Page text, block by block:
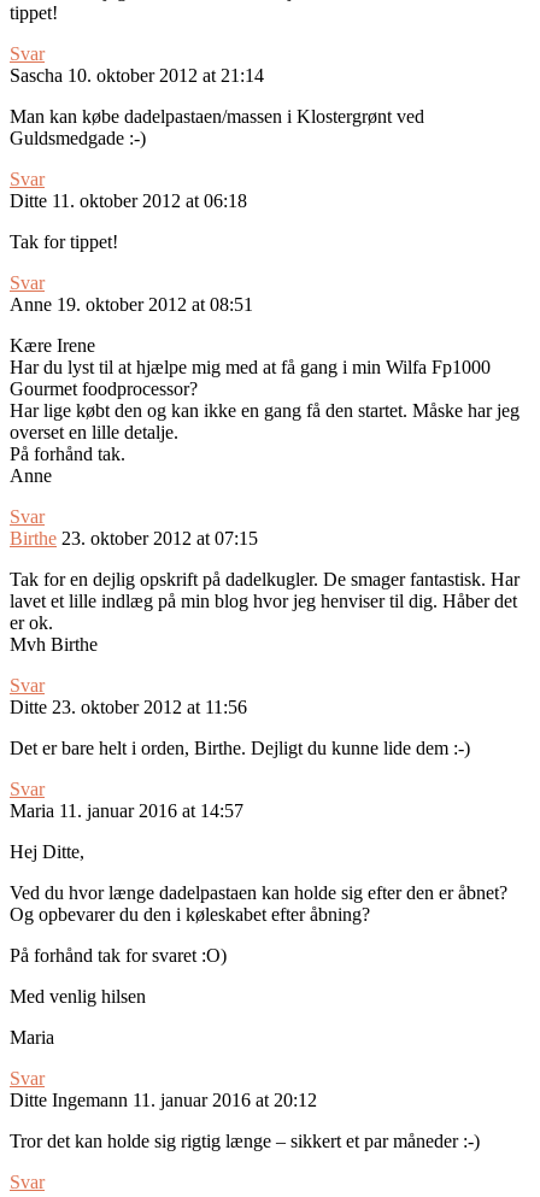
tippet!
Svar
Sascha 10. oktober 2012 at 21:14
Man kan købe dadelpastaen/massen i Klostergrønt ved
Guldsmedgade :-)
Svar
Ditte 11. oktober 2012 at 06:18
Tak for tippet!
Svar
Anne 19. oktober 2012 at 08:51
Kære Irene
Har du lyst til at hjælpe mig med at få gang i min Wilfa Fp1000
Gourmet foodprocessor?
Har lige købt den og kan ikke en gang få den startet. Måske har jeg
overset en lille detalje.
På forhånd tak.
Anne
Svar
Birthe 23. oktober 2012 at 07:15
Tak for en dejlig opskrift på dadelkugler. De smager fantastisk. Har
lavet et lille indlæg på min blog hvor jeg henviser til dig. Håber det
er ok.
Mvh Birthe
Svar
Ditte 23. oktober 2012 at 11:56
Det er bare helt i orden, Birthe. Dejligt du kunne lide dem :-)
Svar
Maria 11. januar 2016 at 14:57
Hej Ditte,
Ved du hvor længe dadelpastaen kan holde sig efter den er åbnet?
Og opbevarer du den i køleskabet efter åbning?
På forhånd tak for svaret :O)
Med venlig hilsen
Maria
Svar
Ditte Ingemann 11. januar 2016 at 20:12
Tror det kan holde sig rigtig længe – sikkert et par måneder :-)
Svar